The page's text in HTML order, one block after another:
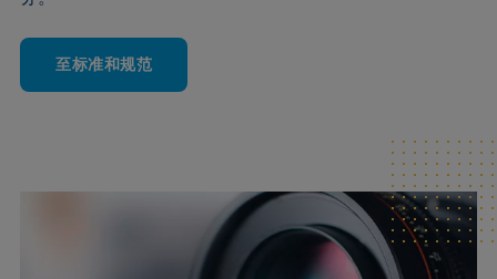
至标准和规范